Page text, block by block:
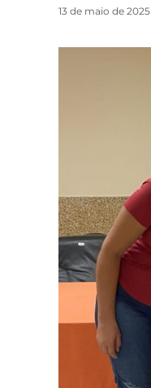
13 de maio de 2025